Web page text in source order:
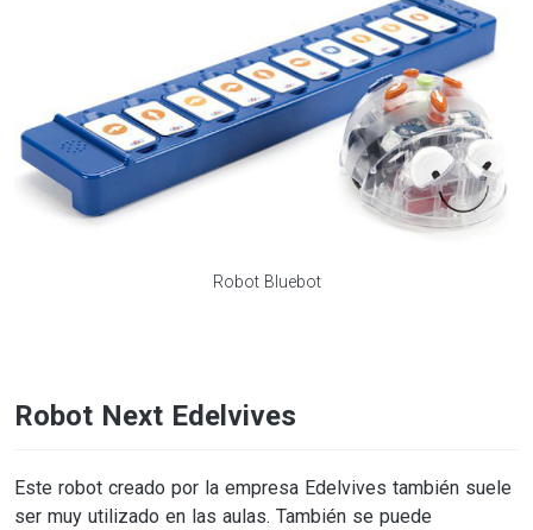
Robot Bluebot
Robot Next Edelvives
Este robot creado por la empresa Edelvives también suele
ser muy utilizado en las aulas. También se puede